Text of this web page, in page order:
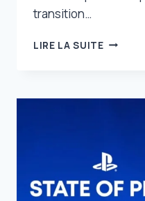
transition…
LIRE LA SUITELE
SON
OF
WAR
DÈS